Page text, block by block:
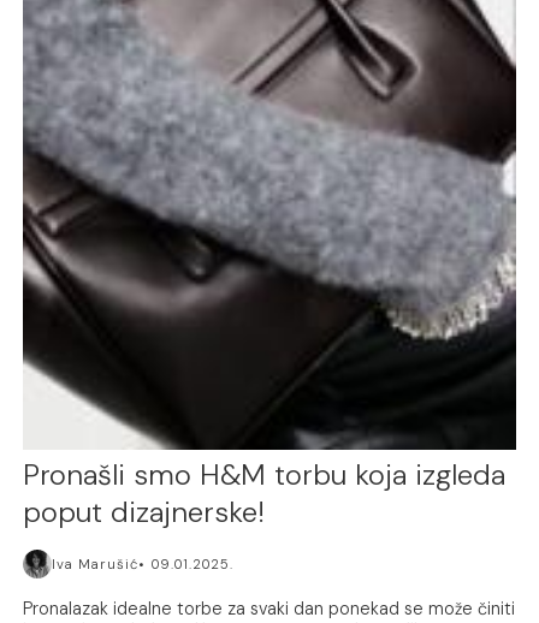
Pronašli smo H&M torbu koja izgleda
poput dizajnerske!
Iva Marušić 09.01.2025.
Pronalazak idealne torbe za svaki dan ponekad se može činiti